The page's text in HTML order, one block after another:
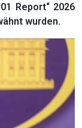
Report“ 2026
wurden.